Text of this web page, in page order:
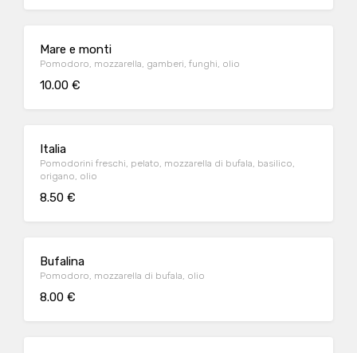
Mare e monti
Pomodoro, mozzarella, gamberi, funghi, olio
10.00 €
Italia
Pomodorini freschi, pelato, mozzarella di bufala, basilico,
origano, olio
8.50 €
Bufalina
Pomodoro, mozzarella di bufala, olio
8.00 €